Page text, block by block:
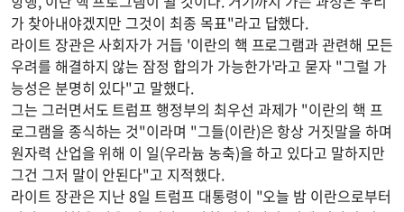
가 찾아내야겠지만 그것이 최종 목표"라고 답했다.
라이트 장관은 사회자가 거듭 '이란의 핵 프로그램과 관련해 모든
우려를 해결하지 않는 잠정 합의가 가능한가'라고 묻자 "그럴 가
능성은 분명히 있다"고 말했다.
그는 그러면서도 트럼프 행정부의 최우선 과제가 "이란의 핵 프
로그램을 종식하는 것"이라며 "그들(이란)은 항상 거짓말을 하며
원자력 산업을 위해 이 일(우라늄 농축)을 하고 있다고 말하지만
그건 그저 말이 안된다"고 지적했다.
라이트 장관은 지난 8일 트럼프 대통령이 "오늘 밤 이란으로부터